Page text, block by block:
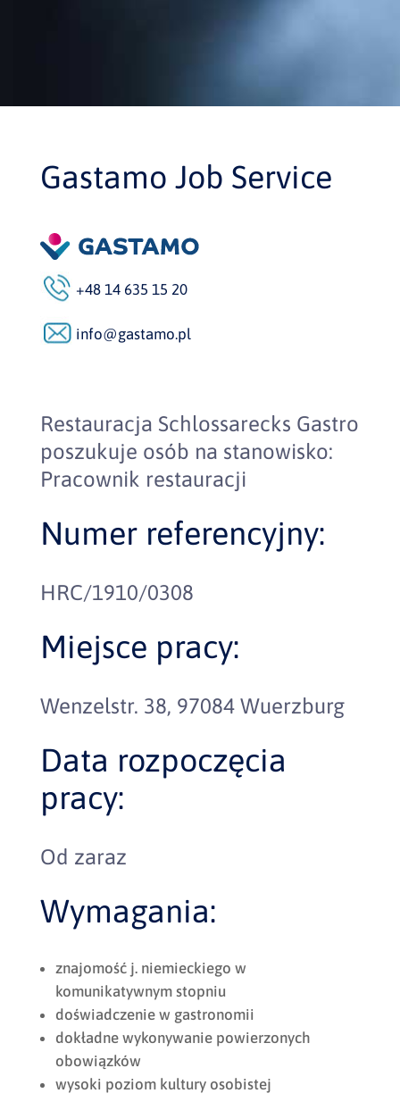
Gastamo Job Service
+48 14 635 15 20
info@gastamo.pl
Restauracja Schlossarecks Gastro
poszukuje osób na stanowisko:
Pracownik restauracji
Numer referencyjny:
HRC/1910/0308
Miejsce pracy:
Wenzelstr. 38, 97084 Wuerzburg
Data rozpoczęcia
pracy:
Od zaraz
Wymagania:
znajomość j. niemieckiego w
komunikatywnym stopniu
doświadczenie w gastronomii
dokładne wykonywanie powierzonych
obowiązków
wysoki poziom kultury osobistej